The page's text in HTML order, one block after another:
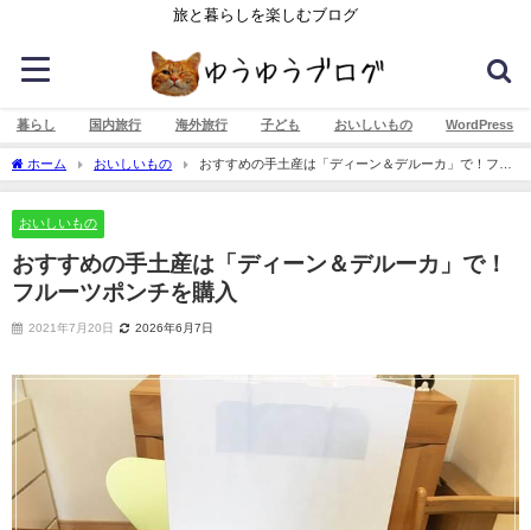
旅と暮らしを楽しむブログ
暮らし 国内旅行 海外旅行 子ども おいしいもの WordPress
ホーム おいしいもの
おすすめの手土産は「ディーン＆デルーカ」で！フル
ーツポンチを購入
おいしいもの
おすすめの手土産は「ディーン＆デルーカ」で！
フルーツポンチを購入
2021年7月20日 2026年6月7日